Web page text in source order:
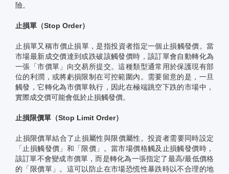
險。
止損單（Stop Order）
止損單又稱市價止損單，是指投資者指定一個止損觸發價。當
市場最新成交價達到或跌破該觸發價時，該訂單會自動轉化為
一張「市價單」向交易所提交。這種類型通常用於保護現有部
位的利潤，或將虧損限制在可控範圍內。需要留意的是，一旦
觸發，它轉化為市價單執行，因此在極端跳空下跌的市場中，
實際成交價可能會低於止損觸發價。
止損限價單（Stop Limit Order）
止損限價單結合了止損屬性與限價屬性。投資者需要同時設定
「止損觸發價」和「限價」。當市場價格觸及止損觸發價時，
該訂單不會變成市價單，而是轉化為一張指定了最高/最低價格
的「限價單」。這可以防止在市場恐慌性暴跌時以不合理的地